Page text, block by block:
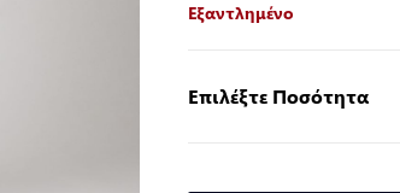
Εξαντλημένο
Επιλέξτε Ποσότητα